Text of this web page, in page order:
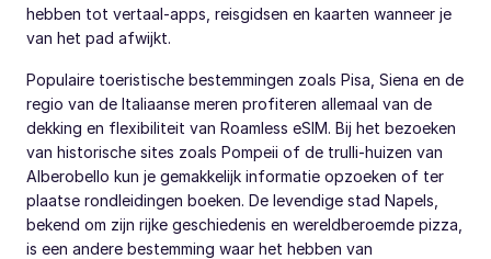
hebben tot vertaal-apps, reisgidsen en kaarten wanneer je
van het pad afwijkt.
Populaire toeristische bestemmingen zoals Pisa, Siena en de
regio van de Italiaanse meren profiteren allemaal van de
dekking en flexibiliteit van Roamless eSIM. Bij het bezoeken
van historische sites zoals Pompeii of de trulli-huizen van
Alberobello kun je gemakkelijk informatie opzoeken of ter
plaatse rondleidingen boeken. De levendige stad Napels,
bekend om zijn rijke geschiedenis en wereldberoemde pizza,
is een andere bestemming waar het hebben van